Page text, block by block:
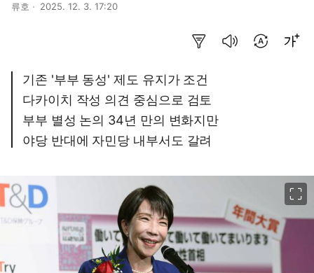
류호 2025. 12. 3. 17:20
기존 '부부 동성' 제도 유지가 조건
다카이치 작성 의견 중심으로 검토
부부 별성 논의 34년 만의 변화지만
야당 반대에 자민당 내부서도 갈려